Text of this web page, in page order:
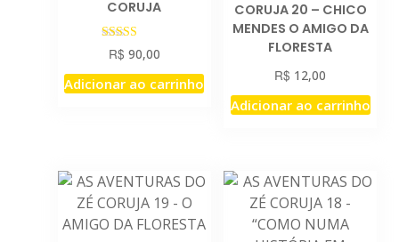
CORUJA
Avaliação
5.00
de 5
R$ 90,00
Adicionar ao carrinho
CORUJA 20 – CHICO
MENDES O AMIGO DA
FLORESTA
R$ 12,00
Adicionar ao carrinho